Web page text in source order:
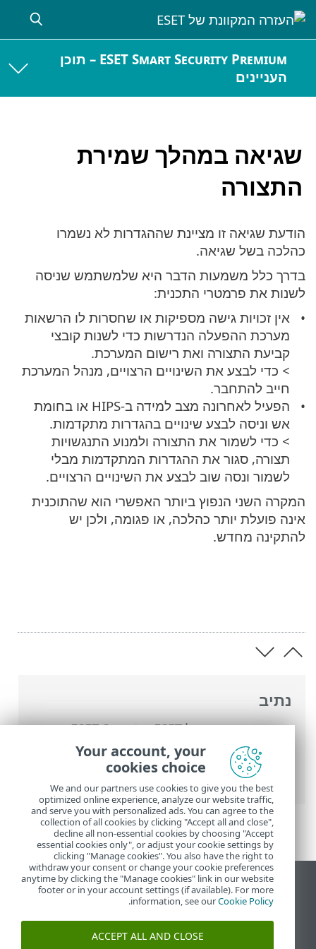
ESET Smart Security Premium – תוכן
העניינים
שגיאה במהלך שמירת
התצורה
נתיב
העזרה המקוונת של ESET >
ESET Smart
Security Premium
>הגדרות מתקדמות
החזרה של הגדרות מתקדמות למצב קודם >
שגיאה במהלך שמירת התצורה
הודעת שגיאה זו מציינת שההגדרות לא נשמרו
כהלכה בשל שגיאה.
בדרך כלל משמעות הדבר היא שלמשתמש שניסה
לשנות את פרמטרי התכנית:
אין זכויות גישה מספיקות או שחסרות לו הרשאות
מערכת ההפעלה הנדרשות כדי לשנות קובצי
קביעת התצורה ואת רישום המערכת.
> כדי לבצע את השינויים הרצויים, מנהל המערכת
חייב להתחבר.
הפעיל לאחרונה מצב למידה ב-HIPS או בחומת
אש וניסה לבצע שינויים בהגדרות מתקדמות.
> כדי לשמור את התצורה ולמנוע התנגשויות
תצורה, סגור את ההגדרות המתקדמות מבלי
לשמור ונסה שוב לבצע את השינויים הרצויים.
המקרה השני הנפוץ ביותר האפשרי הוא שהתוכנית
אינה פועלת יותר כהלכה, או פגומה, ולכן יש
להתקינה מחדש.
הצג את האתר למחשב
End of Life
מאגר הידע של ESET
Your account, your
cookies choice
We and our partners use cookies to give you the best
optimized online experience, analyze our website traffic,
and serve you with personalized ads. You can agree to the
collection of all cookies by clicking "Accept all and close",
decline all non-essential cookies by choosing "Accept
essential cookies only", or adjust your cookie settings by
clicking "Manage cookies". You also have the right to
withdraw your consent or change your cookie preferences
anytime by clicking the "Manage cookies" link in our website
footer or in your account settings (if available). For more
information, see ourCookie Policy
.
ACCEPT ALL AND CLOSE